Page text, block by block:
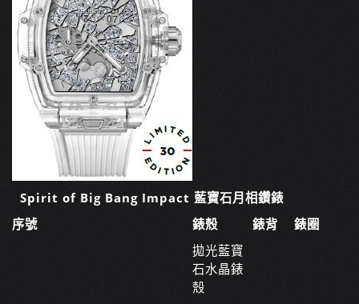
Spirit of Big Bang Impact 藍寶石月相鑽錶
序號
錶殼 錶背 錶圈
拋光藍寶
石水晶錶
殼